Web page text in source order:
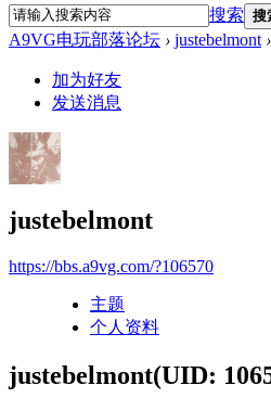
搜索 搜
A9VG电玩部落论坛 › justebelmont ›
加为好友
发送消息
justebelmont
https://bbs.a9vg.com/?106570
主题
个人资料
justebelmont(UID: